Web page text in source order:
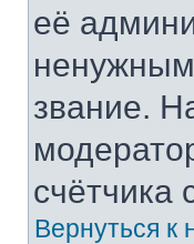
её
звание.
счётчика
Вернуться к